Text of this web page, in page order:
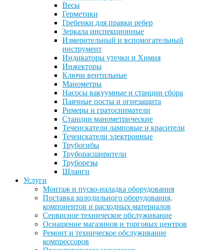
Весы
Герметики
Гребенки для правки ребер
Зеркала инспекционные
Измерительный и вспомогательный
инструмент
Индикаторы утечки и Химия
Инжекторы
Ключи вентильные
Манометры
Насосы вакуумные и станции сбора
Паячные посты и огнезащита
Римеры и гратосниматели
Станции манометрические
Течеискатели ламповые и красители
Течеискатели электронные
Трубогибы
Труборасширители
Труборезы
Шланги
Услуги
Монтаж и пуско-наладка оборудования
Поставка холодильного оборудования,
компонентов и расходных материалов
Сервисное техническое обслуживание
Оснащение магазинов и торговых центров
Ремонт и техническое обслуживание
компрессоров